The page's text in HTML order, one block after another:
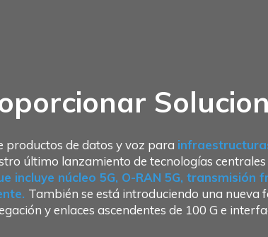
productos de datos y voz para
último lanzamiento de tecnologías
incluye núcleo 5G, O-RAN 5G,
También se está introduciendo una nueva
y enlaces ascendentes de 100 G e